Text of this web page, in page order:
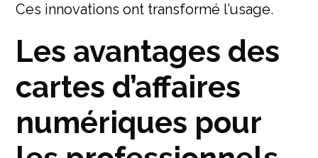
Ces innovations ont transformé l’usage.
Les avantages des
cartes d’affaires
numériques pour